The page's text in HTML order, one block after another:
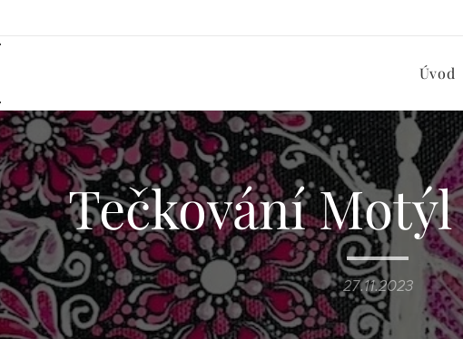
Úvod
Tečkování
27.11.2023